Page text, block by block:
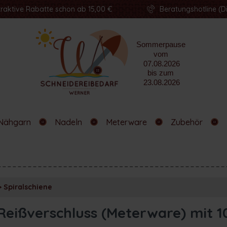
Rabatte schon ab 15,00 € Beratungshotline
Nadeln Meterware Zubehör
Spiralschiene
(Meterware) mit